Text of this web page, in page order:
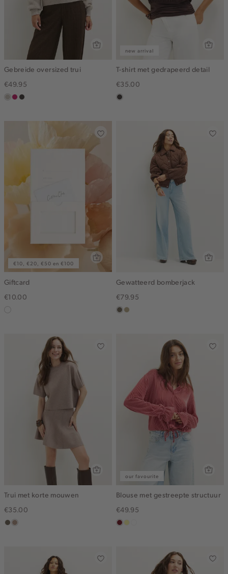
Gebreide oversized trui
€49.95
taupe,
rose,choco
new arrival
T-shirt met gedrapeerd detail
€35.00
choco
€10, €20, €50 en €100
Giftcard
€10.00
Gewatteerd bomberjack
€79.95
middenbruin
lichtkhaki
Trui met korte mouwen
€35.00
middenbruin
taupe,
our favourite
Blouse met gestreepte structuur
€49.95
rood,lichtgeel